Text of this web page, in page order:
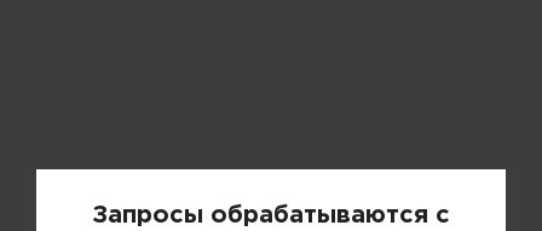
Запросы обрабатываются с